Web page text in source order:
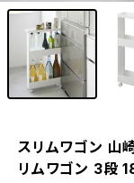
スリムワゴン 山
リムワゴン 3段